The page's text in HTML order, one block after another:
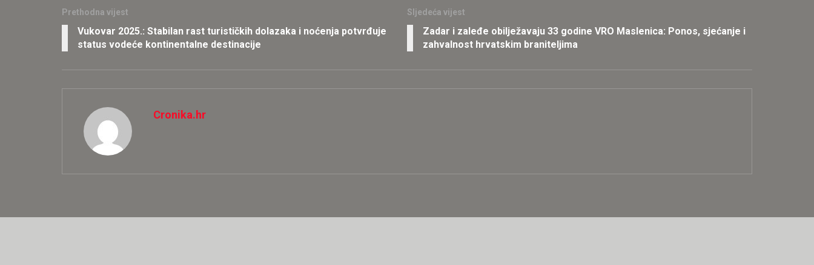
Prethodna vijest
Vukovar 2025.: Stabilan rast turističkih dolazaka i noćenja potvrđuje
status vodeće kontinentalne destinacije
Sljedeća vijest
Zadar i zaleđe obilježavaju 33 godine VRO Maslenica: Ponos, sjećanje i
zahvalnost hrvatskim braniteljima
Cronika.hr